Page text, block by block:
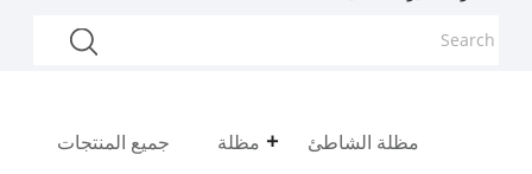
جميع المنتجات مظلة مظلة الشاطئ